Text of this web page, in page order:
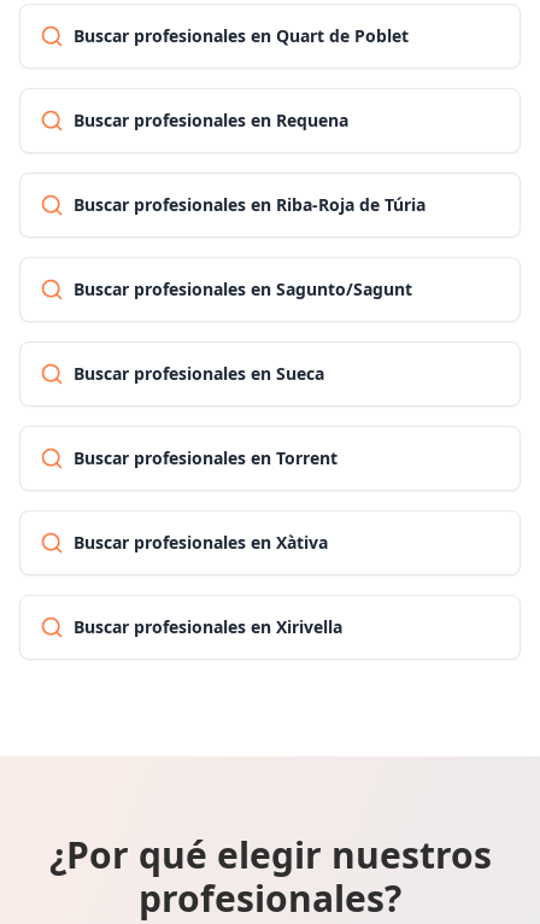
Buscar profesionales en Quart de Poblet
Buscar profesionales en Requena
Buscar profesionales en Riba-Roja de Túria
Buscar profesionales en Sagunto/Sagunt
Buscar profesionales en Sueca
Buscar profesionales en Torrent
Buscar profesionales en Xàtiva
Buscar profesionales en Xirivella
¿Por qué elegir nuestros
profesionales?